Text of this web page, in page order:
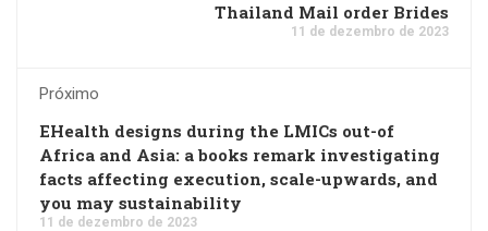
Thailand Mail order Brides
11 de dezembro de 2023
Próximo
EHealth designs during the LMICs out-of
Africa and Asia: a books remark investigating
facts affecting execution, scale-upwards, and
you may sustainability
11 de dezembro de 2023